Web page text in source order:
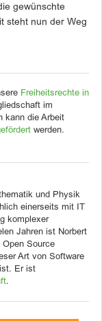
gewünschte
steht nun der Weg
Freiheitsrechte in
im
kann die Arbeit
werden.
und Physik
einerseits mit IT
komplexer
Jahren ist Norbert
Open Source
Art von Software
Er ist
.